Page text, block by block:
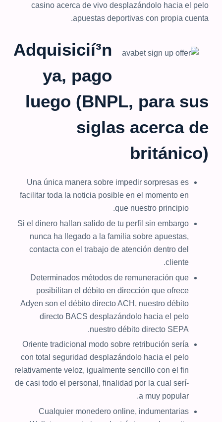
casino acerca de vivo desplazándolo hacia el pelo
apuestas deportivas con propia cuenta.
Adquisicií³n
ya, pago
luego (BNPL, para sus
siglas acerca de
británico)
Una única manera sobre impedir sorpresas es
facilitar toda la noticia posible en el momento en
que nuestro principio.
Si el dinero hallan salido de tu perfil sin embargo
nunca ha llegado a la familia sobre apuestas,
contacta con el trabajo de atención dentro del
cliente.
Determinados métodos de remuneración que
posibilitan el débito en dirección que ofrece
Adyen son el débito directo ACH, nuestro débito
directo BACS desplazándolo hacia el pelo
nuestro débito directo SEPA.
Oriente tradicional modo sobre retribución serí­a
con total seguridad desplazándolo hacia el pelo
relativamente veloz, igualmente sencillo con el fin
de casi todo el personal, finalidad por la cual serí­
a muy popular.
Cualquier monedero online, indumentarias